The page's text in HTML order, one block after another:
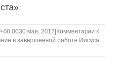
30 мая, 2017 Комментарии к
в завершённой работе Иисуса